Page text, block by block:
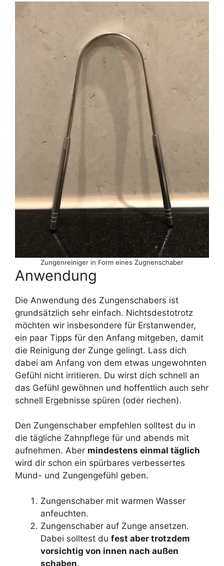
Zungenreiniger in Form eines Zugnenschaber
Anwendung
Die Anwendung des Zungenschabers ist
grundsätzlich sehr einfach. Nichtsdestotrotz
möchten wir insbesondere für Erstanwender,
ein paar Tipps für den Anfang mitgeben, damit
die Reinigung der Zunge gelingt. Lass dich
dabei am Anfang von dem etwas ungewohnten
Gefühl nicht irritieren. Du wirst dich schnell an
das Gefühl gewöhnen und hoffentlich auch sehr
schnell Ergebnisse spüren (oder riechen).
Den Zungenschaber empfehlen solltest du in
die tägliche Zahnpflege für und abends mit
aufnehmen. Aber mindestens einmal täglich
wird dir schon ein spürbares verbessertes
Mund- und Zungengefühl geben.
Zungenschaber mit warmen Wasser
anfeuchten.
Zungenschaber auf Zunge ansetzen.
Dabei solltest du fest aber trotzdem
vorsichtig von innen nach außen
schaben.